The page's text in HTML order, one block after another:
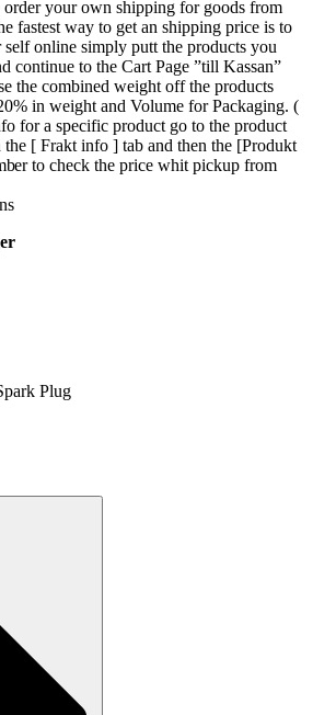
order your own shipping for goods from
fastest way to get an shipping price is to
online simply putt the products you
continue to the Cart Page ”till Kassan”
the combined weight off the products
in weight and Volume for Packaging. (
for a specific product go to the product
the [ Frakt info ] tab and then the [Produkt
to check the price whit pickup from
Plug